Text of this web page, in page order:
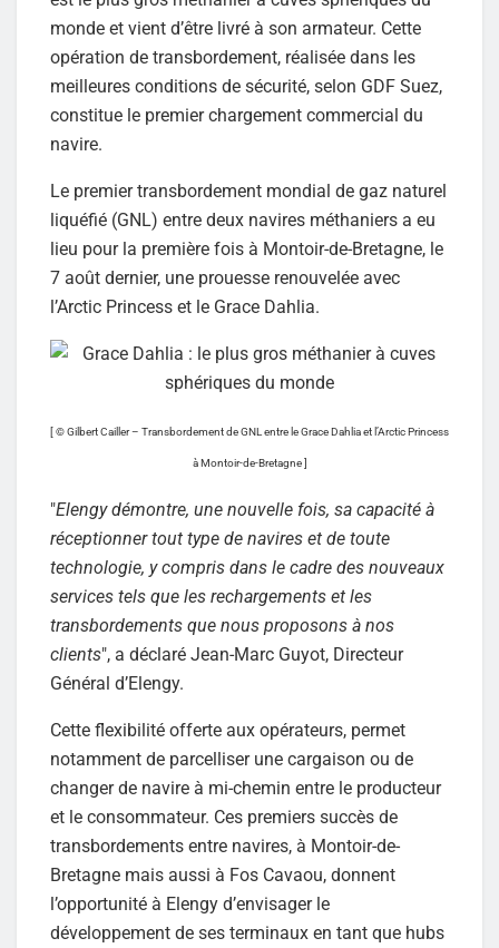
monde et vient d’être livré à son armateur. Cette
opération de transbordement, réalisée dans les
meilleures conditions de sécurité, selon GDF Suez,
constitue le premier chargement commercial du
navire.
Le premier transbordement mondial de gaz naturel
liquéfié (GNL) entre deux navires méthaniers a eu
lieu pour la première fois à Montoir-de-Bretagne, le
7 août dernier, une prouesse renouvelée avec
l’Arctic Princess et le Grace Dahlia.
[ © Gilbert Cailler – Transbordement de GNL entre le Grace Dahlia et l’Arctic Princess
à Montoir-de-Bretagne ]
"Elengy démontre, une nouvelle fois, sa capacité à
réceptionner tout type de navires et de toute
technologie, y compris dans le cadre des nouveaux
services tels que les rechargements et les
transbordements que nous proposons à nos
clients", a déclaré Jean-Marc Guyot, Directeur
Général d’Elengy.
Cette flexibilité offerte aux opérateurs, permet
notamment de parcelliser une cargaison ou de
changer de navire à mi-chemin entre le producteur
et le consommateur. Ces premiers succès de
transbordements entre navires, à Montoir-de-
Bretagne mais aussi à Fos Cavaou, donnent
l’opportunité à Elengy d’envisager le
développement de ses terminaux en tant que hubs